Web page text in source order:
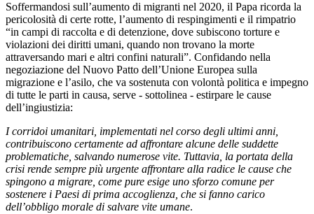
Soffermandosi sull’aumento di migranti nel 2020, il Papa ricorda la
pericolosità di certe rotte, l’aumento di respingimenti e il rimpatrio
“in campi di raccolta e di detenzione, dove subiscono torture e
violazioni dei diritti umani, quando non trovano la morte
attraversando mari e altri confini naturali”. Confidando nella
negoziazione del Nuovo Patto dell’Unione Europea sulla
migrazione e l’asilo, che va sostenuta con volontà politica e impegno
di tutte le parti in causa, serve - sottolinea - estirpare le cause
dell’ingiustizia:
I corridoi umanitari, implementati nel corso degli ultimi anni,
contribuiscono certamente ad affrontare alcune delle suddette
problematiche, salvando numerose vite. Tuttavia, la portata della
crisi rende sempre più urgente affrontare alla radice le cause che
spingono a migrare, come pure esige uno sforzo comune per
sostenere i Paesi di prima accoglienza, che si fanno carico
dell’obbligo morale di salvare vite umane.